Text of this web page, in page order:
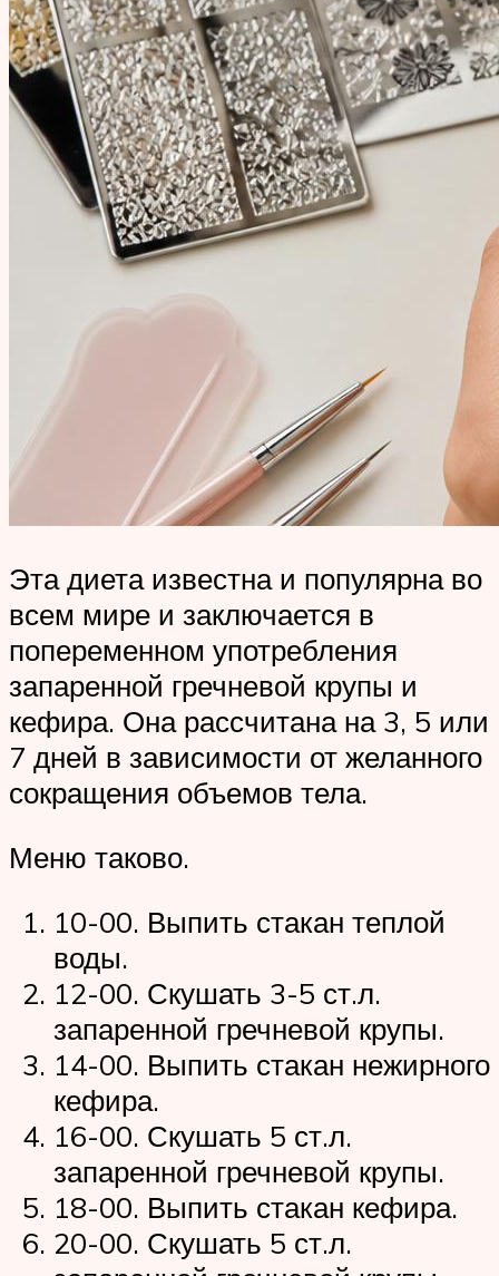
Эта диета известна и популярна во
всем мире и заключается в
попеременном употребления
запаренной гречневой крупы и
кефира. Она рассчитана на 3, 5 или
7 дней в зависимости от желанного
сокращения объемов тела.
Меню таково.
10-00. Выпить стакан теплой
воды.
12-00. Скушать 3-5 ст.л.
запаренной гречневой крупы.
14-00. Выпить стакан нежирного
кефира.
16-00. Скушать 5 ст.л.
запаренной гречневой крупы.
18-00. Выпить стакан кефира.
20-00. Скушать 5 ст.л.